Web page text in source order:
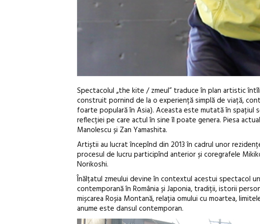
Spectacolul „the kite / zmeul” traduce în plan artistic
construit pornind de la o experiență simplă de viață,
foarte populară în Asia). Aceasta este mutată în spațiul
reflecției pe care actul în sine îl poate genera. Piesa
Manolescu și Zan Yamashita.
Artiștii au lucrat începînd din 2013 în cadrul unor
procesul de lucru participînd anterior și coregrafele
Norikoshi.
Înălțatul zmeului devine în contextul acestui spectacol
contemporană în România și Japonia, tradiții, istorii
mișcarea Roșia Montană, relația omului cu moartea,
anume este dansul contemporan.